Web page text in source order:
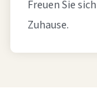
Freuen Sie
Zuhause.